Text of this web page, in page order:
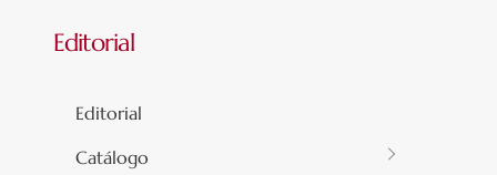
Editorial
Editorial
Catálogo